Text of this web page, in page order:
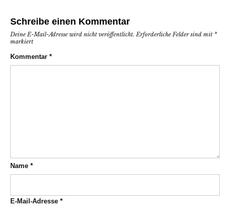
Schreibe einen Kommentar
Deine E-Mail-Adresse wird nicht veröffentlicht. Erforderliche Felder sind mit *
markiert
Kommentar *
Name *
E-Mail-Adresse *